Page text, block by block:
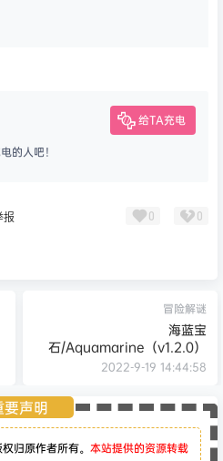
给TA充电
的人吧！
报 0 0
冒险解谜
海蓝宝
石/Aquamarine（v1.2.0）
2022-9-19 14:44:58
要声明
归原作者所有。 本站提供的资源转载